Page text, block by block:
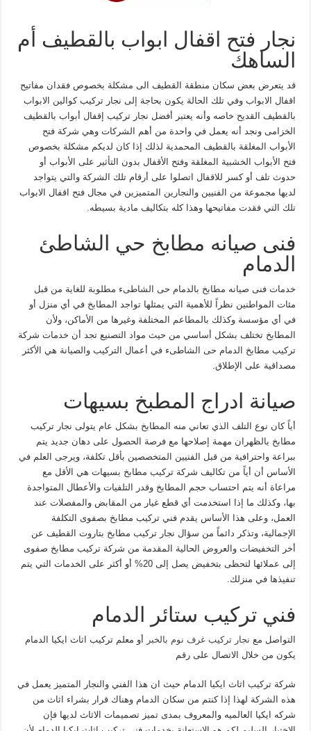
نجار فتح اقفال ابواب بالقطيف أم
الساهك
قد يتعرض بعض سكان منطقة القطيف الى مشكلة بخصوص فقدان مفاتيح
اقفال الابواب وفي تلك الحالة يكون بحاجة إلى نجار تركيب كوالين الابواب
بالقطيف القديح خاصه وأنه يعتبر أفضل نجار تركيب إقفال أبواب بالقطيف
الخزامى ونجد أنه يعمل في واحدة من أهم الشركات وهي شركة فتح
الأبواب المغلقة بالقطيف المحمدية لذلك إذا كان لديكم مشكلة بخصوص
فتح الأبواب الخشبية المغلقة وفتح الأقفال بدون التأثير على الأبواب أو
حدوث تلف أو كسر للاقفال اتصلوا على أرقام تلك الشركة والتي يتواجد
لديها مجموعة من الفنيين والنجارين المتميزين في مجال فتح اقفال الابواب
تلك التي فقدت مفاتيحها وهذا كله بتكاليف مادية بسيطه.
فنى صيانه مطابخ حي الشاطئ
الدمام
خدمات فنى صيانه مطابخ بالدمام حى الشاطىء مطلوبة للغاية من قبل
مئات المواطنين نظراً للأهمية التي يمثلها تواجد المطابخ في أي منزل أو
في أي مؤسسة وكذلك بالمطاعم المختلفة وغيرها من الأماكن، ولأن
المطابخ تختلف بشكل أساسي من حيث مواد التصنيع تجد أن خدمات شركة
تركيب مطابخ الدمام حى الشاطىء في أعمال التركيب والصيانة هي الأكثر
مصداقية على الإطلاق.
صيانة ادراج المطبخ بسيهات
أياً كان نوع التلف الذي تعاني منه المطابخ بشكل عام يتولى نجار تركيب
مطابخ بالظهران مهمة إصلاحها مع فرصة الحصول على دهان جديد يتم
ببراعة واحترافية من قبل الفنيين المتخصصين بأقل تكلفة، ويرجى العلم في
الأساس أن أياً من تكاليف شركة تركيب مطابخ بسيهات هي الأقل مع
مراعاة أنه يتم احتساب حجم المطابخ وقدر التلفيات والأعطال المتواجدة
بها، وكذلك ما إذا استخدمت أي قطع غيار من المقابض والمفصلات عند
العمل، وعلى هذا الأساس يقدم فني تركيب مطابخ بصفوى التكلفة
الإجمالية، وتذكر دائماً من سؤال نجار تركيب مطابخ بتاروت القطيف عن
أخر التخفيضات والعروض الحالية المقدمة من شركة تركيب مطابخ صفوى
إلى عملائها لتحظى بتخفيض يصل إلى 20% أو أكثر على الخدمات التي يتم
تنفيذها في منزلك.
فني تركيب ستائر الدمام
التواصل مع نجار تركيب غرف نوم بالخبر
أو معلم تركيب اثاث ايكيا الدمام
يكون من خلال الاتصال على رقم
شركة تركيب اثاث ايكيا الدمام حيث ان هذا الفني والنجار المتميز يعمل في
هذه الشركة لهذا إذا كنتم من سكان الدمام وهناك قرار بشراء اثاث من
شركه ايكيا العالميه والمعروف بمدى تميز تصميمات الاثاث لديها فإن